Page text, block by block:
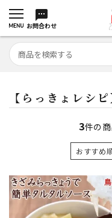
sms
お問合わせ
【らっきょレシ
3件の
おすすめ